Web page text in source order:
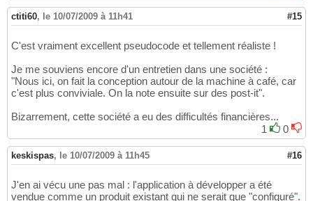
ctiti60, le 10/07/2009 à 11h41 #15
C'est vraiment excellent pseudocode et tellement réaliste !
Je me souviens encore d'un entretien dans une société :
"Nous ici, on fait la conception autour de la machine à café, car
c'est plus conviviale. On la note ensuite sur des post-it".
Bizarrement, cette société a eu des difficultés financières...
1
0
keskispas, le 10/07/2009 à 11h45 #16
J'en ai vécu une pas mal : l'application à développer a été
vendue comme un produit existant qui ne serait que "configuré".